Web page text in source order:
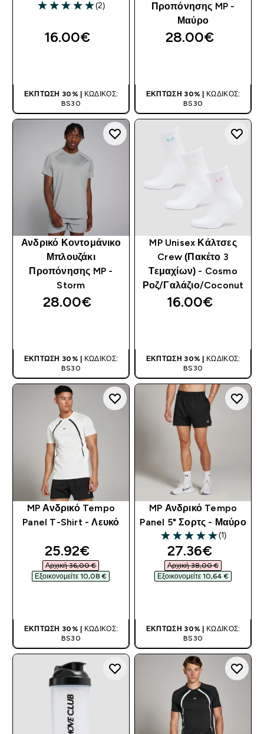
5 out of 5 stars
(2)
16.00€‎
ΈΚΠΤΩΣΗ 30% |
ΚΩΔΙΚΌΣ:
BS30
Προπόνησης MP -
Μαύρο
28.00€‎
ΈΚΠΤΩΣΗ 30% |
ΚΩΔΙΚΌΣ:
BS30
Ανδρικό Κοντομάνικο
Μπλουζάκι
Προπόνησης MP -
Storm
28.00€‎
ΈΚΠΤΩΣΗ 30% |
ΚΩΔΙΚΌΣ:
BS30
MP Unisex Κάλτσες
Crew (Πακέτο 3
Τεμαχίων) - Cosmo
Ροζ/Γαλάζιο/Coconut
16.00€‎
ΈΚΠΤΩΣΗ 30% |
ΚΩΔΙΚΌΣ:
BS30
MP Ανδρικό Tempo
Panel T-Shirt - Λευκό
discounted price
25.92€‎
Αρχική 36,00 €‎
Εξοικονομείτε 10,08 €‎
ΈΚΠΤΩΣΗ 30% | ΚΩΔΙΚΌΣ:
BS30
MP Ανδρικό Tempo
Panel 5" Σορτς - Μαύρο
5 out of 5 stars
(1)
discounted
27.36€‎
Αρχική 38,00 €‎
Εξοικονομείτε 10,64 €‎
ΈΚΠΤΩΣΗ 30% | ΚΩΔΙΚΌΣ:
BS30